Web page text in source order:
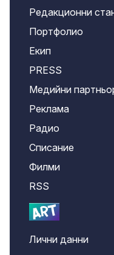
Редакционни
Портфолио
Екип
PRESS
Медийни
Реклама
Радио
Списание
Филми
RSS
Лични данни